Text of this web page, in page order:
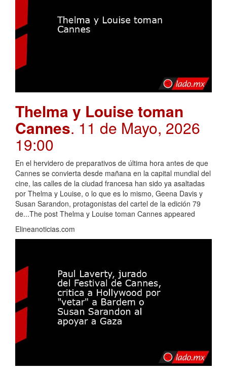
Thelma y Louise toman
Cannes. 11 de Mayo, 2026
19:00
En el hervidero de preparativos de última hora antes de que
Cannes se convierta desde mañana en la capital mundial del
cine, las calles de la ciudad francesa han sido ya asaltadas
por Thelma y Louise, o lo que es lo mismo, Geena Davis y
Susan Sarandon, protagonistas del cartel de la edición 79
de...The post Thelma y Louise toman Cannes appeared
Elineanoticias.com